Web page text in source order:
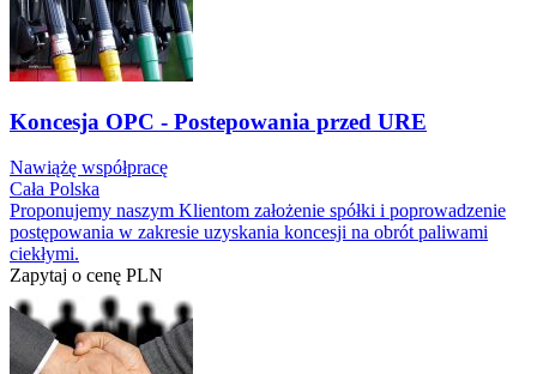
Koncesja OPC - Postepowania przed URE
Nawiążę współpracę
Cała Polska
Proponujemy naszym Klientom założenie spółki i poprowadzenie
postępowania w zakresie uzyskania koncesji na obrót paliwami
ciekłymi.
Zapytaj o cenę PLN